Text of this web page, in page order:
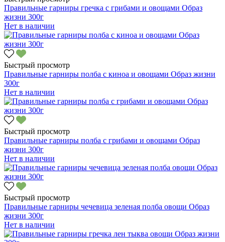
Правильные гарниры гречка с грибами и овощами Образ
жизни 300г
Нет в наличии
Быстрый просмотр
Правильные гарниры полба с киноа и овощами Образ жизни
300г
Нет в наличии
Быстрый просмотр
Правильные гарниры полба с грибами и овощами Образ
жизни 300г
Нет в наличии
Быстрый просмотр
Правильные гарниры чечевица зеленая полба овощи Образ
жизни 300г
Нет в наличии